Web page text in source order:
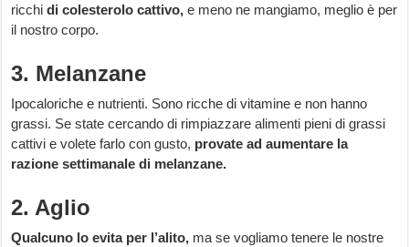
ricchidi colesterolo cattivo,e meno ne mangiamo, meglio è per
il nostro corpo.
3. Melanzane
Ipocaloriche e nutrienti. Sono ricche di vitamine e non hanno
grassi. Se state cercando di rimpiazzare alimenti pieni di grassi
cattivi e volete farlo con gusto, provate ad aumentare la
razione settimanale di melanzane.
2. Aglio
Qualcuno lo evita per l’alito, ma se vogliamo tenere le nostre